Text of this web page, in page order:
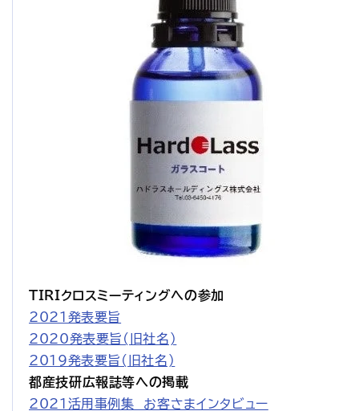
TIRIクロスミーティングへの参加
2021発表要旨
2020発表要旨(旧社名)
2019発表要旨(旧社名)
都産技研広報誌等への掲載
2021活用事例集　お客さまインタビュー